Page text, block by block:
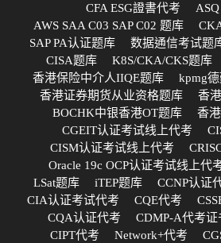
CFA ESG證書代考
AWS SAA C03 SAP C02 题库
SAP PA认证题库
数据通信考试题
CISA题库
K8S/CKA/CKS题库
香港保险中介人IIQE题库
kpmg
香港证券期货从业资格题库
香
BOCHK中银香港OT题库
香
CGEIT认证考试线上代考
CISM认证考试线上代考
Oracle 19c OCP认证考试线上代
LSat题库
iTEP题库 CCNP认证
CIA认证考试代考
CQE代考
CQA认证代考
CDMP-A代考证
CIPT代考
Network+代考